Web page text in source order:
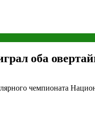
оба
чемпионата